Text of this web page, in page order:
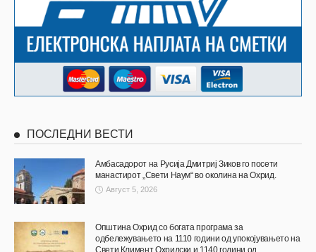
ПОСЛЕДНИ ВЕСТИ
Амбасадорот на Русија Дмитриј Зиков го посети
манастирот „Свети Наум“ во околина на Охрид.
Август 5, 2026
Општина Охрид со богата програма за
одбележувањето на 1110 години од упокојувањето на
Свети Климент Охридски и 1140 години од